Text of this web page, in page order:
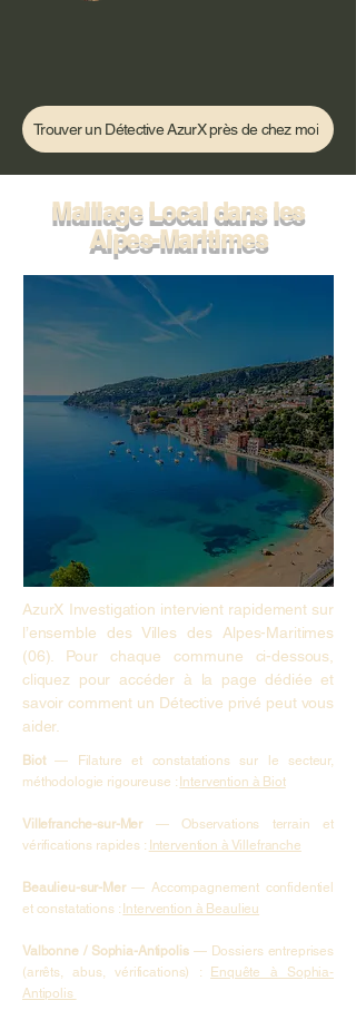
Trouver un Détective AzurX près de chez moi
Maillage Local dans les
Alpes-Maritimes
AzurX Investigation intervient rapidement sur
l’ensemble des Villes des Alpes-Maritimes
(06). Pour chaque commune ci-dessous,
cliquez pour accéder à la page dédiée et
savoir comment un Détective privé peut vous
aider.
Biot— Filature et constatations sur le secteur,
méthodologie rigoureuse : Intervention à Biot
Villefranche-sur-Mer— Observations terrain et
vérifications rapides : Intervention à Villefranche
Beaulieu-sur-Mer— Accompagnement confidentiel
et constatations : Intervention à Beaulieu
Valbonne / Sophia-Antipolis— Dossiers entreprises
(arrêts, abus, vérifications) :
Enquête à Sophia-
Antipolis